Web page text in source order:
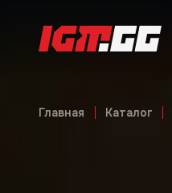
Главная Каталог